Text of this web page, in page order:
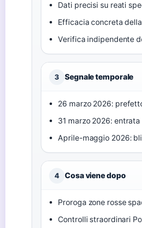
Dati precisi su reati
Efficacia concreta
Verifica indipendente
3 Segnale temporale
26 marzo 2026:
31 marzo 2026:
Aprile-maggio 2026:
4 Cosa viene dopo
Proroga zone rosse
Controlli straordinari